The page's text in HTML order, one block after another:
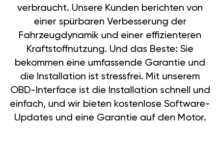
verbraucht. Unsere Kunden berichten von
einer spürbaren Verbesserung der
Fahrzeugdynamik und einer effizienteren
Kraftstoffnutzung. Und das Beste: Sie
bekommen eine umfassende Garantie und
die Installation ist stressfrei. Mit unserem
OBD-Interface ist die Installation schnell und
einfach, und wir bieten kostenlose Software-
Updates und eine Garantie auf den Motor.